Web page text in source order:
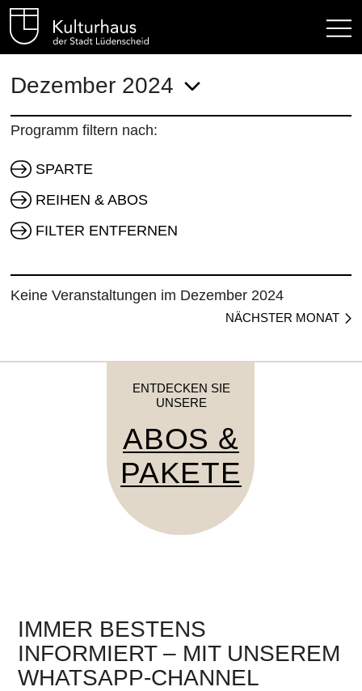
Kulturhaus Lüdenscheid
Dezember 2024
Programm filtern nach:
SPARTE
REIHEN & ABOS
FILTER ENTFERNEN
Keine Veranstaltungen im Dezember 2024
NÄCHSTER MONAT
ENTDECKEN SIE
UNSERE
ABOS &
PAKETE
IMMER BESTENS
INFORMIERT – MIT UNSEREM
WHATSAPP-CHANNEL